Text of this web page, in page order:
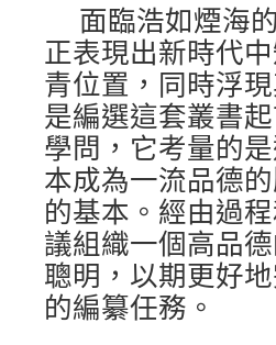
面臨浩如煙海
正表現出新時代
青位置，同時浮
是編選這套叢書
學問，它考量的
本成為一流品德
的基本。經由過
議組織一個高品
聰明，以期更好
的編纂任務。